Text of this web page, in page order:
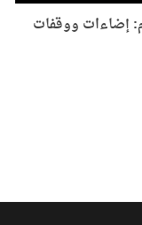
إضاءات ووقفات